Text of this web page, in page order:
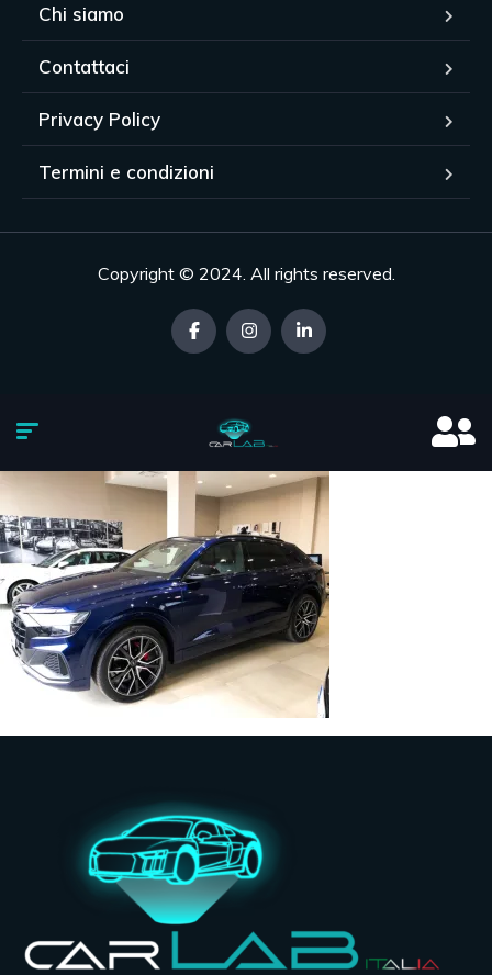
Chi siamo
Contattaci
Privacy Policy
Termini e condizioni
Copyright © 2024. All rights reserved.